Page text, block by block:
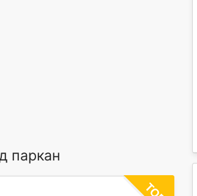
паркан